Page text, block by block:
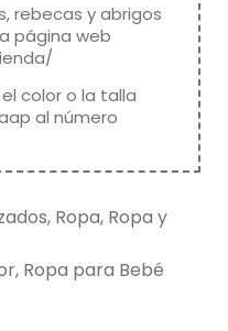
rebecas y abrigos
página web
color o la talla
al número
, Ropa, Ropa y
, Ropa para Bebé